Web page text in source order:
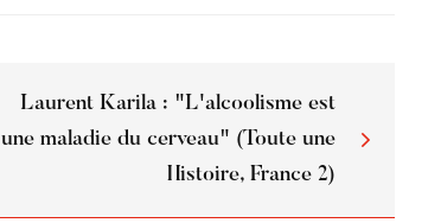
Laurent Karila : "L'alcoolisme est
une maladie du cerveau" (Toute une
Histoire, France 2)